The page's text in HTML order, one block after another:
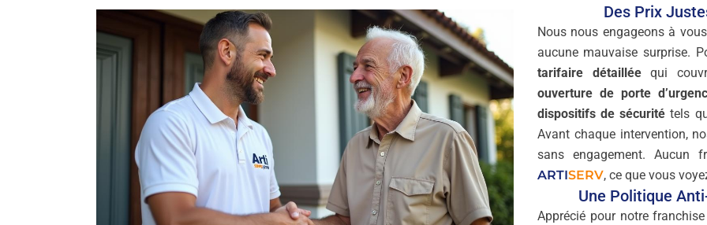
Des Prix
Nous nous engageons à
aucune mauvaise surprise.
tarifaire détailléequi
ouverture de porte
dispositifs de sécurité tels
Avant chaque intervention,
sans engagement. Aucun
ARTISERV, ce que vous
Une Politique
Apprécié pour notre